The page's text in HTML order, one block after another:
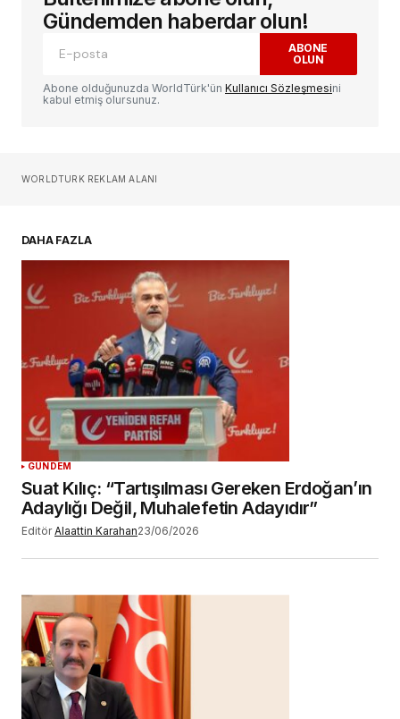
alanlar*ile işaretlenmişlerdir
Yorum
Sizin adınız*
Daha sonraki yorumlarımda kullanılması için
adım, e-posta adresim ve site adresim bu
tarayıcıya kaydedilsin.
YORUM GÖNDER
Gündemden haberdar olun!
ABONE
OLUN
Abone olduğunuzda WorldTürk'ün Kullanıcı Sözleşmesini
kabul etmiş olursunuz.
WORLDTURK REKLAM ALANI
DAHA FAZLA
GÜNDEM
Suat Kılıç: “Tartışılması Gereken Erdoğan’ın
Adaylığı Değil, Muhalefetin Adayıdır”
Editör Alaattin Karahan23/06/2026